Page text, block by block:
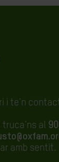
i te'n
truca'ns al
amb sentit.